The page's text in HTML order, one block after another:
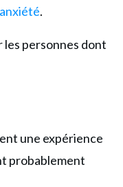
anxiété.
personnes dont
une expérience
probablement